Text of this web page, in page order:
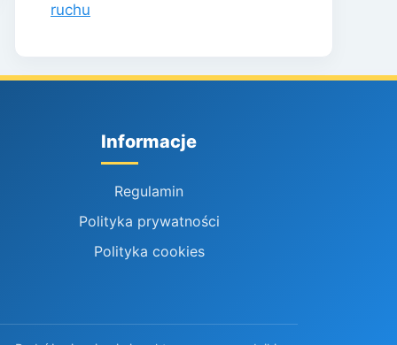
ruchu
Informacje
Regulamin
Polityka prywatności
Polityka cookies